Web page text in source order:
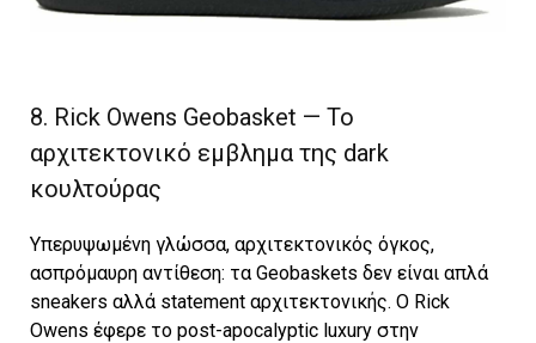
8. Rick Owens Geobasket — Το
αρχιτεκτονικό εμβλημα της dark
κουλτούρας
Υπερυψωμένη γλώσσα, αρχιτεκτονικός όγκος,
ασπρόμαυρη αντίθεση: τα Geobaskets δεν είναι απλά
sneakers αλλά statement αρχιτεκτονικής. Ο Rick
Owens έφερε το post-apocalyptic luxury στην